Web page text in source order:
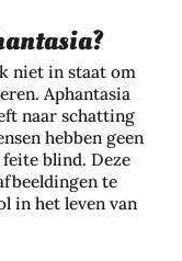
niet in staat om
Aphantasia
naar schatting
hebben geen
blind. Deze
te
in het leven van